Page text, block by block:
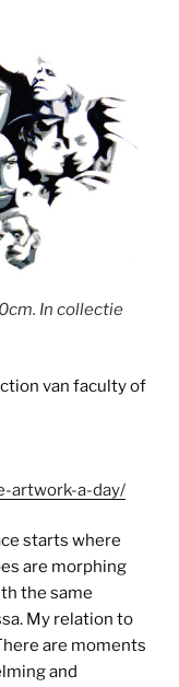
In collectie
van faculty of
artwork-a-day/
starts where
are morphing
the same
My relation to
are moments
and